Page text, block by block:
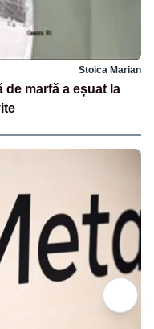
Stoica Marian
de marfă a eșuat la